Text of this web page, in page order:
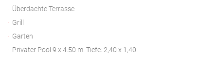
Überdachte Terrasse
Grill
Garten
Privater Pool 9 x 4.50 m. Tiefe: 2,40 x 1,40.